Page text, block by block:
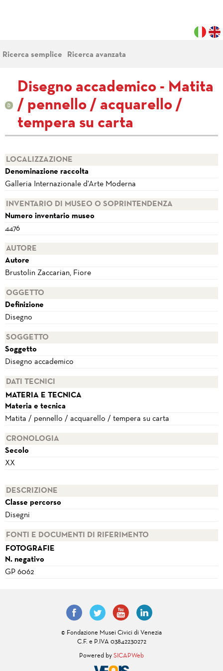
Ricerca semplice Ricerca avanzata
Disegno accademico - Matita
/ pennello / acquarello /
tempera su carta
LOCALIZZAZIONE
Denominazione raccolta
Galleria Internazionale d'Arte Moderna
INVENTARIO DI MUSEO O SOPRINTENDENZA
Numero inventario museo
4476
AUTORE
Autore
Brustolin Zaccarian, Fiore
OGGETTO
Definizione
Disegno
SOGGETTO
Soggetto
Disegno accademico
DATI TECNICI
MATERIA E TECNICA
Materia e tecnica
Matita / pennello / acquarello / tempera su carta
CRONOLOGIA
Secolo
XX
DESCRIZIONE
Classe percorso
Disegni
FONTI E DOCUMENTI DI RIFERIMENTO
FOTOGRAFIE
N. negativo
GP 6062
© Fondazione Musei Civici di Venezia
C.F. e P.IVA 03842230272
Powered by SICAPWeb